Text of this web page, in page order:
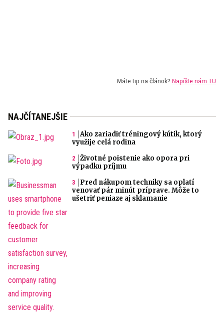
Máte tip na článok? Napíšte nám TU
NAJČÍTANEJŠIE
Ako zariadiť tréningový kútik, ktorý
využije celá rodina
Životné poistenie ako opora pri
výpadku príjmu
Pred nákupom techniky sa oplatí
venovať pár minút príprave. Môže to
ušetriť peniaze aj sklamanie